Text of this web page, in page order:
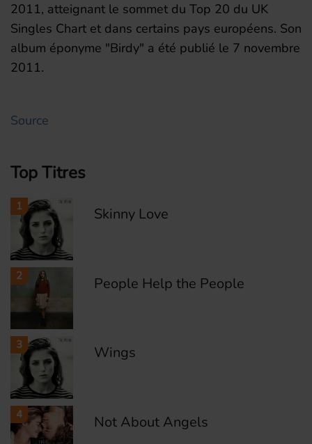
2011, atteignant le sommet du Top 20 du UK
Singles Chart et dans certains pays européens. Son
album éponyme "Birdy" a été publié le 7 novembre
2011.
Source
Top Titres
1 Skinny Love
2 People Help the People
3 Wings
4 Not About Angels